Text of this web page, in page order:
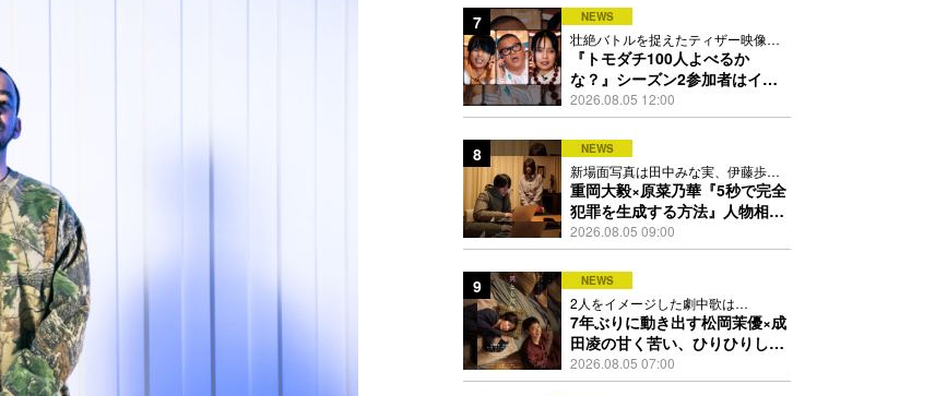
7 NEWS
壮絶バトルを捉えたティザー映像、
場面写真9点も解禁
『トモダチ100人よべるか
な？』シーズン2参加者はイコ
ラブ全員、吉澤閑也、松本まり
から142名
2026.08.05 12:00
8 NEWS
新場面写真は田中みな実、伊藤歩、
石丸幹二らを捉えた全6点
重岡大毅×原菜乃華『5秒で完全
犯罪を生成する方法』人物相関
図解禁、事件を巡る関係性が明
らかに
2026.08.05 09:00
9 NEWS
2人をイメージした劇中歌は
chilldspotの新曲「lost child」
7年ぶりに動き出す松岡茉優×成
田凌の甘く苦い、ひりひりした
時間。映画『男ともだち』本予
告解禁
2026.08.05 07:00